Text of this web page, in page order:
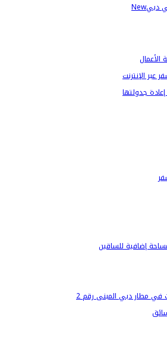
دبيNew
الأعمال
عبر الإنترنت
إعادة جدولتها
إضافية للساقين
في مطار دبي المبنى رقم 2